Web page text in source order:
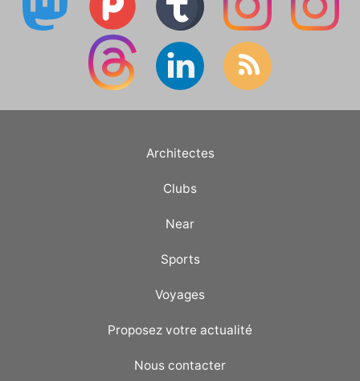
Architectes
Clubs
Near
Sports
Voyages
Proposez votre actualité
Nous contacter